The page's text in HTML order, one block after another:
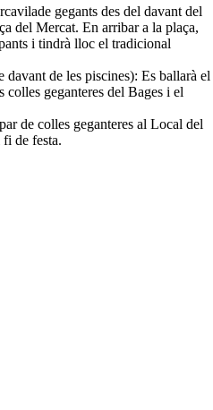
gegants des del davant del
del Mercat. En arribar a la plaça,
i tindrà lloc el tradicional
davant de les piscines): Es ballarà el
geganteres del Bages i el
de colles geganteres al Local del
de festa.